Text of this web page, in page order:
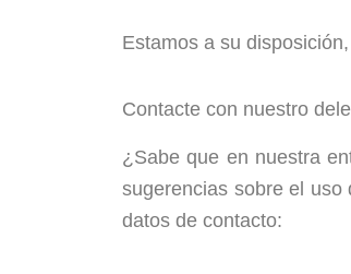
Estamos a su
Contacte con nuestro
¿Sabe que en nuestra
sugerencias sobre el uso
datos de contacto: